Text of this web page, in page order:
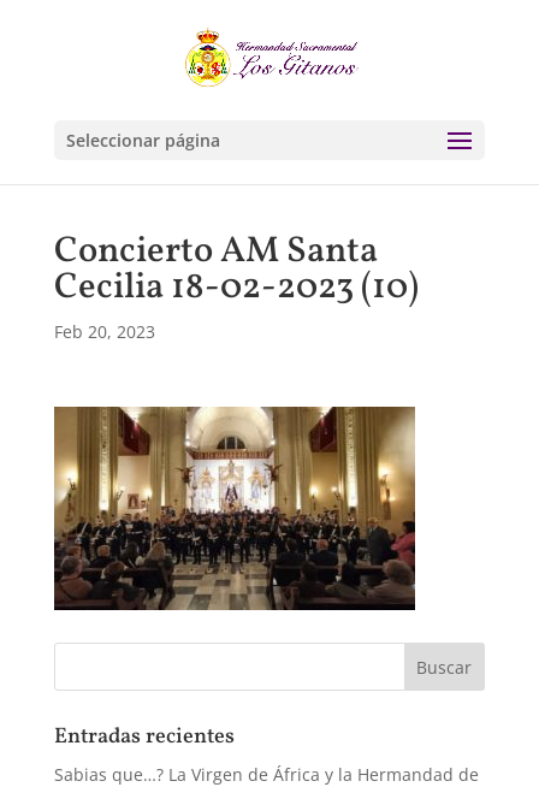
Seleccionar página
Concierto AM Santa
Cecilia 18-02-2023 (10)
Feb 20, 2023
Entradas recientes
Sabias que…? La Virgen de África y la Hermandad de